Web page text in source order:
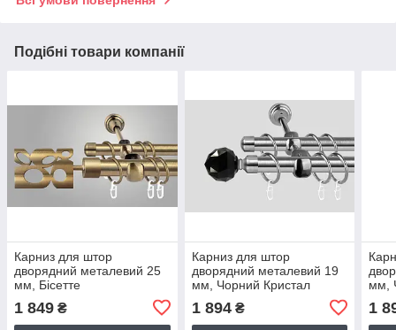
Подібні товари компанії
Карниз для штор
дворядний металевий 25
мм, Бісетте
1 849 ₴
Карниз для штор
дворядний металевий 19
мм, Чорний Кристал
1 894₴
мм,
1